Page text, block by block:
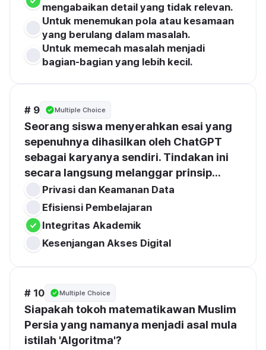
mengabaikan detail yang tidak relevan.
Untuk menemukan pola atau kesamaan
yang berulang dalam masalah.
Untuk memecah masalah menjadi
bagian-bagian yang lebih kecil.
# 9 Multiple Choice
Seorang siswa menyerahkan esai yang
sepenuhnya dihasilkan oleh ChatGPT
sebagai karyanya sendiri. Tindakan ini
secara langsung melanggar prinsip...
Privasi dan Keamanan Data
Efisiensi Pembelajaran
Integritas Akademik
Kesenjangan Akses Digital
# 10 Multiple Choice
Siapakah tokoh matematikawan Muslim
Persia yang namanya menjadi asal mula
istilah 'Algoritma'?